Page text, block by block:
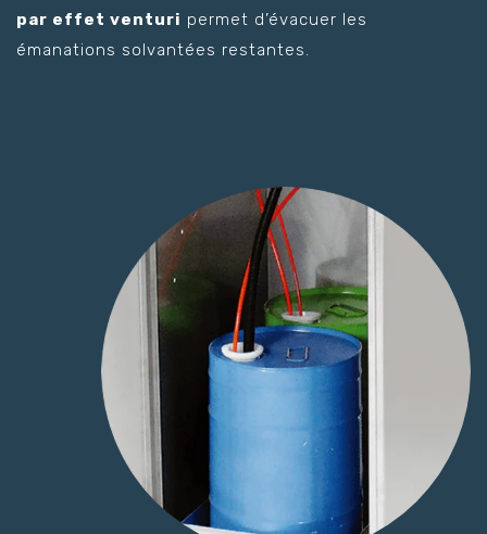
par effet venturi permet d’évacuer les
émanations solvantées restantes.